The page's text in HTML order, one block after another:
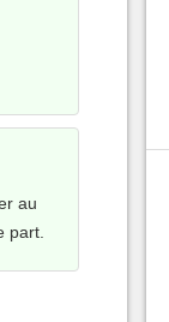
au
part.